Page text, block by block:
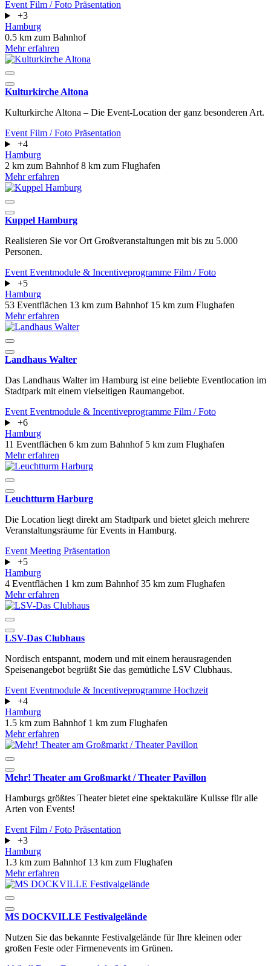
Event Film / Foto Präsentation
+3
Hamburg
0.5 km zum Bahnhof
Mehr erfahren
Kulturkirche Altona
Kulturkirche Altona – Die Event-Location der ganz besonderen Art.
Event Film / Foto Präsentation
+4
Hamburg
2 km zum Bahnhof8 km zum Flughafen
Mehr erfahren
Kuppel Hamburg
Realisieren Sie vor Ort Großveranstaltungen mit bis zu 5.000
Personen.
Event Eventmodule & Incentiveprogramme Film / Foto
+5
Hamburg
53 Eventflächen 13 km zum Bahnhof 15 km zum Flughafen
Mehr erfahren
Landhaus Walter
Das Landhaus Walter im Hamburg ist eine beliebte Eventlocation im
Stadtpark mit einem vielseitigen Raumangebot.
Event Eventmodule & Incentiveprogramme Film / Foto
+6
Hamburg
11 Eventflächen 6 km zum Bahnhof 5 km zum Flughafen
Mehr erfahren
Leuchtturm Harburg
Die Location liegt direkt am Stadtpark und bietet gleich mehrere
Veranstaltungsräume für Events in Hamburg.
Event Meeting Präsentation
+5
Hamburg
4 Eventflächen 1 km zum Bahnhof35 km zum Flughafen
Mehr erfahren
LSV-Das Clubhaus
Nordisch entspannt, modern und mit einem herausragenden
Speisenangebot begrüßt Sie das gemütliche LSV Clubhaus.
Event Eventmodule & Incentiveprogramme Hochzeit
+4
Hamburg
1.5 km zum Bahnhof 1 km zum Flughafen
Mehr erfahren
Mehr! Theater am Großmarkt / Theater Pavillon
Hamburgs größtes Theater bietet eine spektakuläre Kulisse für alle
Arten von Events!
Event Film / Foto Präsentation
+3
Hamburg
1.3 km zum Bahnhof 13 km zum Flughafen
Mehr erfahren
MS DOCKVILLE Festivalgelände
Nutzen Sie das bekannte Festivalgelände für Ihre kleinen oder
großen Feste oder Firmenevents im Grünen.